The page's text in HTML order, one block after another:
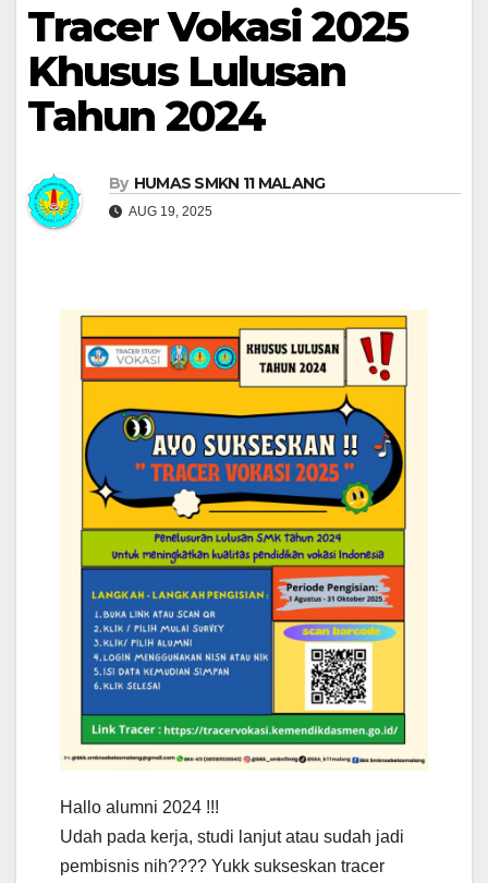
Tracer Vokasi 2025
Khusus Lulusan
Tahun 2024
By HUMAS SMKN 11 MALANG
AUG 19, 2025
Hallo alumni 2024 !!!
Udah pada kerja, studi lanjut atau sudah jadi
pembisnis nih???? Yukk sukseskan tracer